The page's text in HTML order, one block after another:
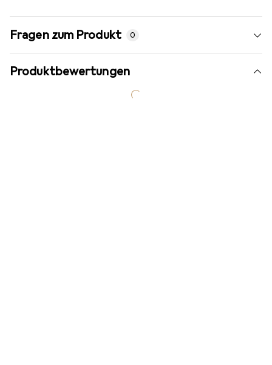
Fragen zum Produkt 0
Produktbewertungen